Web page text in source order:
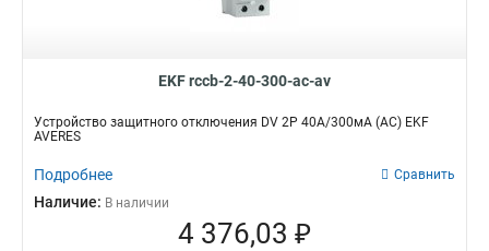
EKF rccb-2-40-300-ac-av
Устройство защитного отключения DV 2P 40А/300мА (AC) EKF
AVERES
Подробнее Сравнить
Наличие: В наличии
4 376,03 ₽